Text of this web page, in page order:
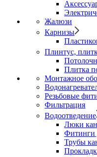
Жалюзи
Карнизы
Плинтус,
Плитка
Монтажное
Резьбовые
Фильтрация
Водоотведение
Люки
Фитинги
Трубы